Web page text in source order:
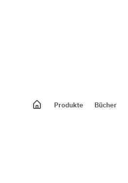
Produkte Bücher